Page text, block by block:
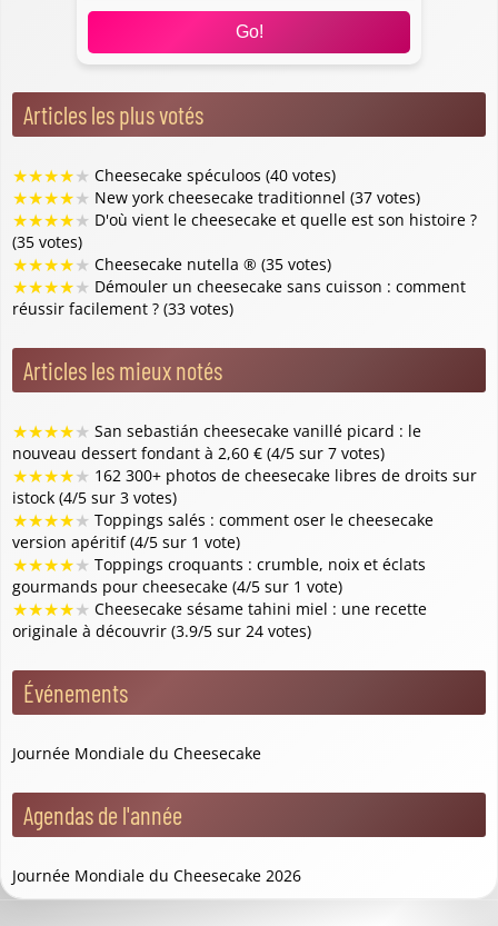
Go!
Articles les plus votés
★★★★★ Cheesecake spéculoos (40 votes)
★★★★★ New york cheesecake traditionnel (37 votes)
★★★★★ D'où vient le cheesecake et quelle est son histoire ?
(35 votes)
★★★★★ Cheesecake nutella ® (35 votes)
★★★★★ Démouler un cheesecake sans cuisson : comment
réussir facilement ? (33 votes)
Articles les mieux notés
★★★★★ San sebastián cheesecake vanillé picard : le
nouveau dessert fondant à 2,60 € (4/5 sur 7 votes)
★★★★★ 162 300+ photos de cheesecake libres de droits sur
istock (4/5 sur 3 votes)
★★★★★ Toppings salés : comment oser le cheesecake
version apéritif (4/5 sur 1 vote)
★★★★★ Toppings croquants : crumble, noix et éclats
gourmands pour cheesecake (4/5 sur 1 vote)
★★★★★ Cheesecake sésame tahini miel : une recette
originale à découvrir (3.9/5 sur 24 votes)
Événements
Journée Mondiale du Cheesecake
Agendas de l'année
Journée Mondiale du Cheesecake 2026